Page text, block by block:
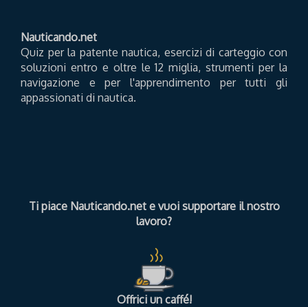
Nauticando.net
Quiz per la patente nautica, esercizi di carteggio con
soluzioni entro e oltre le 12 miglia, strumenti per la
navigazione e per l'apprendimento per tutti gli
appassionati di nautica.
Ti piace Nauticando.net e vuoi supportare il nostro
lavoro?
Offrici un caffé!